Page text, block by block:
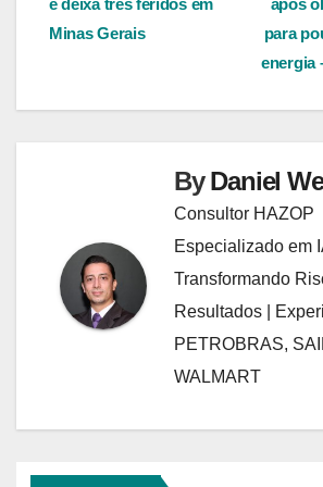
Post
para
energia
Minas Gerais
ByDaniel
Consultor HAZOP
Especializado em
Transformando
Resultados |
PETROBRAS,
WALMART